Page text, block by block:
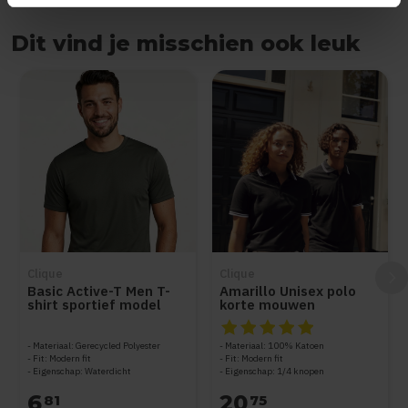
Dit vind je misschien ook leuk
Items van productcarrousel
Basic Active-T Men T-
shirt sportief model
Materiaal: Gerecycled Polyester
Fit: Modern fit
Eigenschap: Waterdicht
681
Amarillo Unisex polo
korte mouwen
De beoordeling van dit
Materiaal: 100% Katoen
Fit: Modern fit
Eigenschap: 1/4 knopen
2075